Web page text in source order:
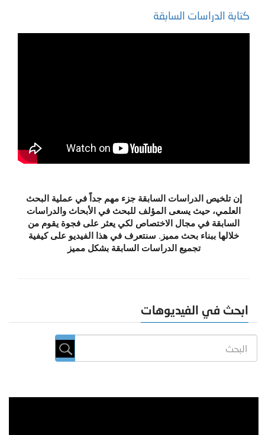
كتابة الدراسات السابقة
إن تلخيص الدراسات السابقة جزء مهم جداً في عملية البحث
العلمي، حيث يسعى المؤلف للبحث في الأبحاث والدراسات
السابقة في مجال الاختصاص لكي يعثر على فجوة يقوم من
خلالها ببناء بحث مميز. سنتعرف في هذا الفيديو على كيفية
تجميع الدراسات السابقة بشكل مميز
ابحث في الفيديوهات